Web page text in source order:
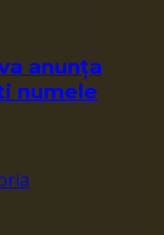
anunța
numele